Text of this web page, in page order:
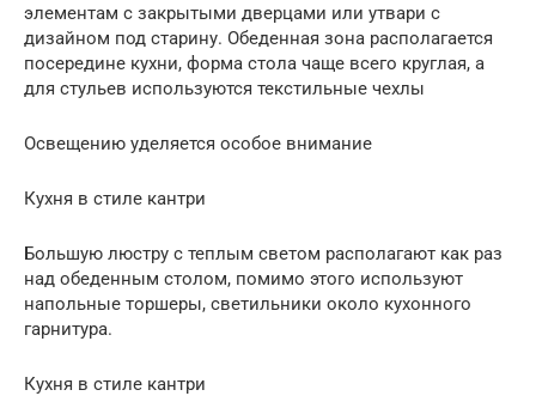
элементам с закрытыми дверцами или утвари с
дизайном под старину. Обеденная зона располагается
посередине кухни, форма стола чаще всего круглая, а
для стульев используются текстильные чехлы
Освещению уделяется особое внимание
Кухня в стиле кантри
Большую люстру с теплым светом располагают как раз
над обеденным столом, помимо этого используют
напольные торшеры, светильники около кухонного
гарнитура.
Кухня в стиле кантри